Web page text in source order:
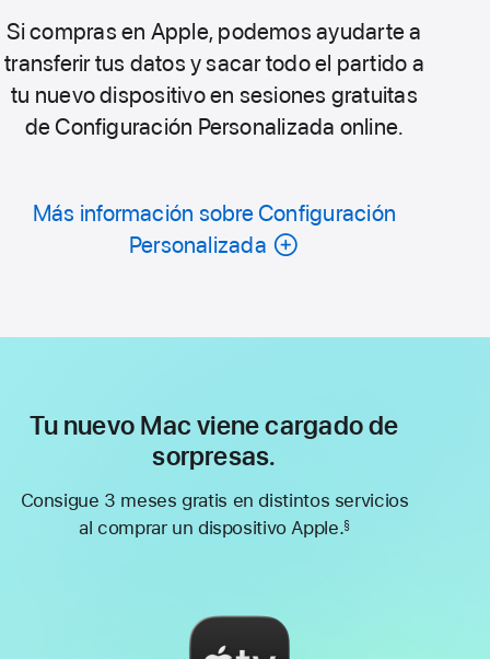
Si compras en Apple, podemos ayudarte a
transferir tus datos y sacar todo el partido a
tu nuevo dispositivo en sesiones gratuitas
de Configuración Personalizada online.
Más información sobre Configuración
Personalizada
Tu nuevo Mac viene cargado de
sorpresas.
Consigue 3 meses gratis en distintos servicios
al comprar un dispositivo Apple.§